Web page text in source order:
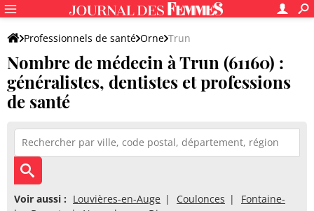
Professionnels de santé Orne Trun
Nombre de médecin à Trun (61160) :
généralistes, dentistes et professions
de santé
Voir aussi : Louvières-en-Auge Coulonces
Fontaine-